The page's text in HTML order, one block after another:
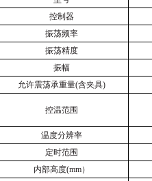
控制器
振荡频率
振荡精度
振幅
允许震荡承重量(含夹具)
控温范围
温度分辨率
定时范围
内部高度(mm）